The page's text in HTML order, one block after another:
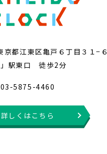
都江東区亀戸６丁目３１−６
」駅東口 徒歩2分
03-5875-4460
詳しくはこちら